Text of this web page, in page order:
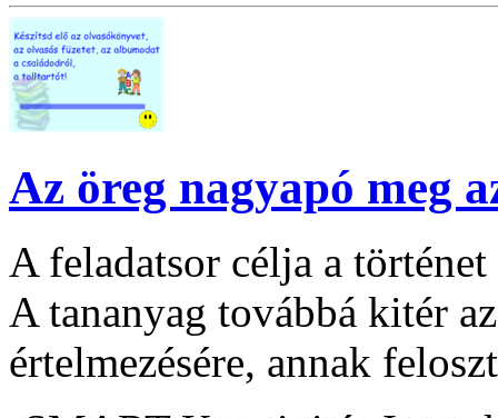
Az öreg nagyapó meg
A feladatsor célja a
A tananyag továbbá kitér
értelmezésére, annak